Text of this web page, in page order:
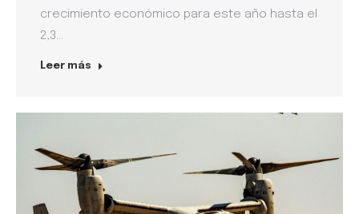
crecimiento económico para este año hasta el
2,3…
Leer más